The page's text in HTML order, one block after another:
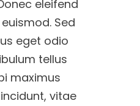
eleifend
Sed
eget odio
tellus
maximus
vitae